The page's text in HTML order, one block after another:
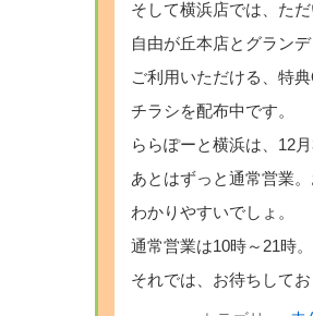
そして横浜店では、た
自由が丘本店とグラン
ご利用いただける、特
チラシを配布中です。
ららぽーと横浜は、12
あとはずっと通常営業。
わかりやすいでしょ。
通常営業は10時～21時。
それでは、お待ちしてお